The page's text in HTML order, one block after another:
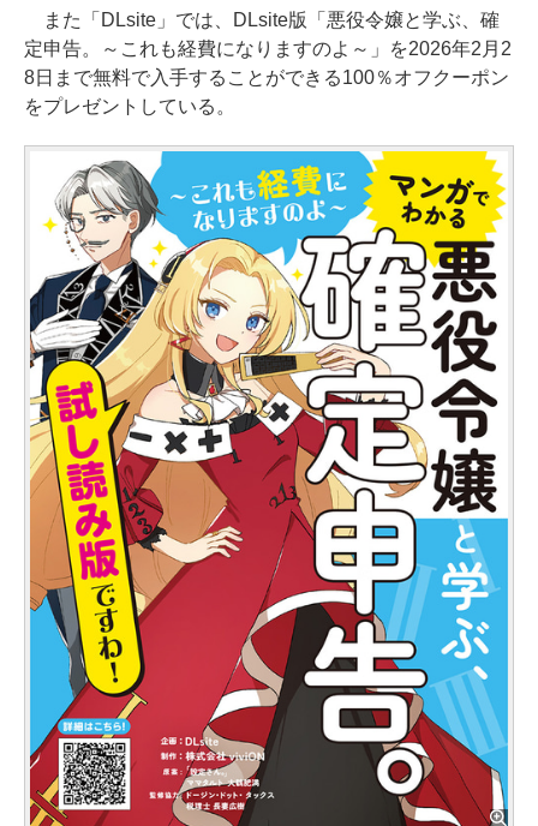
また「DLsite」では、DLsite版「悪役令嬢と学ぶ、確
定申告。～これも経費になりますのよ～」を2026年2月2
8日まで無料で入手することができる100％オフクーポン
をプレゼントしている。